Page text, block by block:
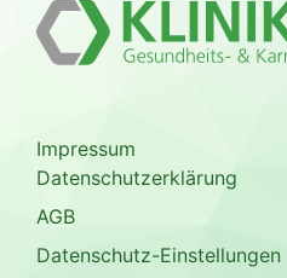
Impressum
Datenschutzerklärung
AGB
Datenschutz-Einstellungen